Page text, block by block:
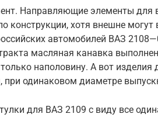
Направляющие элементы для
конструкции, хотя внешне
автомобилей ВАЗ
масляная канавка
наполовину. А вот
при одинаковом диаметре
для ВАЗ 2109 с виду все